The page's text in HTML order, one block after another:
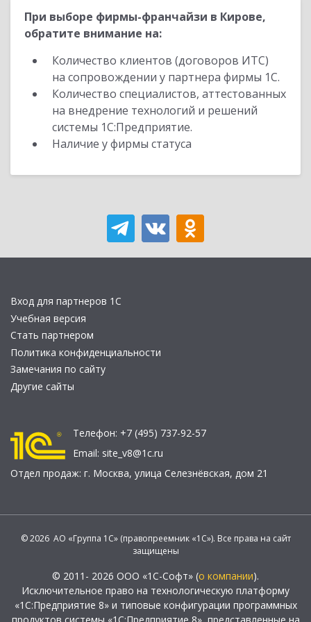
При выборе фирмы-франчайзи в Кирове,
обратите внимание на:
Количество клиентов (договоров ИТС)
на сопровождении у партнера фирмы 1С.
Количество специалистов, аттестованных
на внедрение технологий и решений
системы 1С:Предприятие.
Наличие у фирмы статуса
Вход для партнеров 1С
Учебная версия
Стать партнером
Политика конфиденциальности
Замечания по сайту
Другие сайты
Телефон: +7 (495) 737-92-57
Email: site_v8@1c.ru
Отдел продаж: г. Москва, улица Селезнёвская, дом 21
© 2026 АО «Группа 1С» (правопреемник «1С»). Все права на сайт
защищены
© 2011- 2026 ООО «1С-Софт» (о компании).
Исключительное право на технологическую платформу
«1С:Предприятие 8» и типовые конфигурации программных